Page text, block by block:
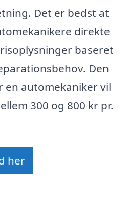
Det er bedst at
direkte
baseret
Den
en automekaniker vil
300 og 800 kr pr.
her